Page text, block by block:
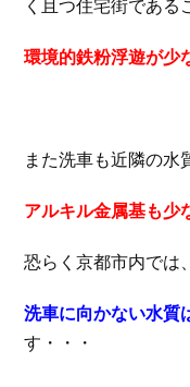
く且つ住宅街である
環境的鉄粉浮遊が少
また洗車も近隣の水
アルキル金属基も少
恐らく京都市内では、
洗車に向かない水質
す・・・